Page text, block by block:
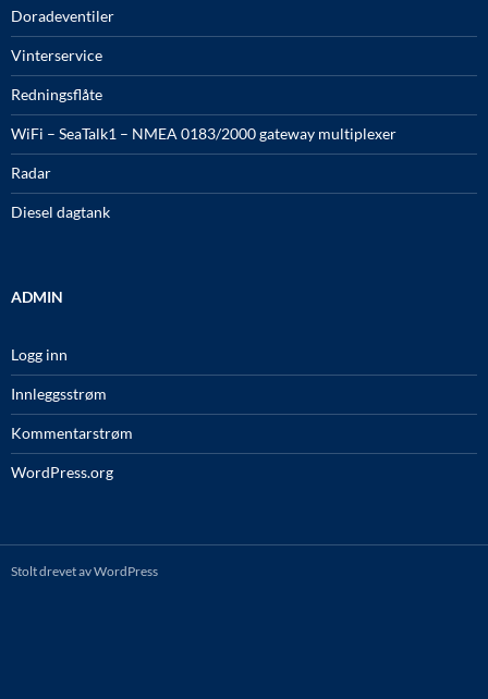
Doradeventiler
Vinterservice
Redningsflåte
WiFi – SeaTalk1 – NMEA 0183/2000 gateway multiplexer
Radar
Diesel dagtank
ADMIN
Logg inn
Innleggsstrøm
Kommentarstrøm
WordPress.org
Stolt drevet av WordPress